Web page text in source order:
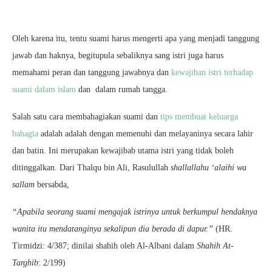
Oleh karena itu, tentu suami harus mengerti apa yang menjadi tanggung
jawab dan haknya, begitupula sebaliknya sang istri juga harus
memahami peran dan tanggung jawabnya dan kewajiban istri terhadap
suami dalam islam dan dalam rumah tangga.
Salah satu cara membahagiakan suami dan tips membuat keluarga
bahagia adalah adalah dengan memenuhi dan melayaninya secara lahir
dan batin. Ini merupakan kewajibab utama istri yang tidak boleh
ditinggalkan. Dari Thalqu bin Ali, Rasulullah shallallahu ‘alaihi wa
sallam bersabda,
“Apabila seorang suami mengajak istrinya untuk berkumpul hendaknya
wanita itu mendatanginya sekalipun dia berada di dapur.” (HR.
Tirmidzi: 4/387; dinilai shahih oleh Al-Albani dalam Shahih At-
Targhib: 2/199)